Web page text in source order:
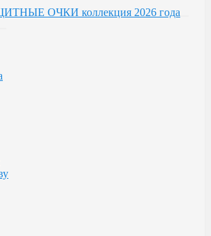
ОЧКИ коллекция 2026 года